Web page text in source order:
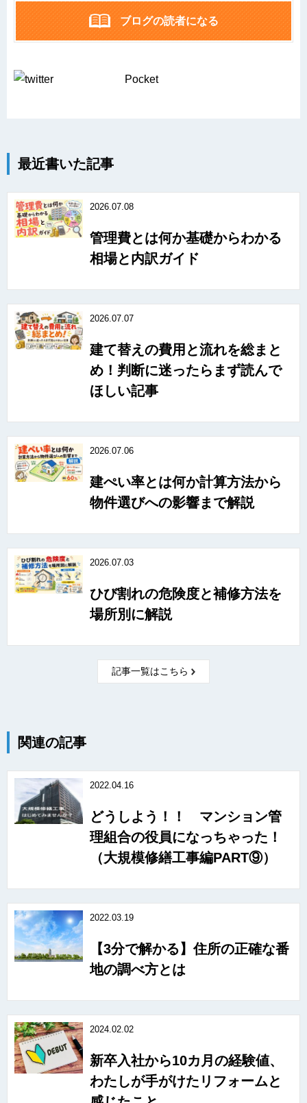
ブログの読者になる
Pocket
最近書いた記事
2026.07.08
管理費とは何か基礎からわかる
相場と内訳ガイド
2026.07.07
建て替えの費用と流れを総まと
め！判断に迷ったらまず読んで
ほしい記事
2026.07.06
建ぺい率とは何か計算方法から
物件選びへの影響まで解説
2026.07.03
ひび割れの危険度と補修方法を
場所別に解説
記事一覧はこちら
関連の記事
2022.04.16
どうしよう！！ マンション管
理組合の役員になっちゃった！
（大規模修繕工事編PART⑨）
2022.03.19
【3分で解かる】住所の正確な番
地の調べ方とは
2024.02.02
新卒入社から10カ月の経験値、
わたしが手がけたリフォームと